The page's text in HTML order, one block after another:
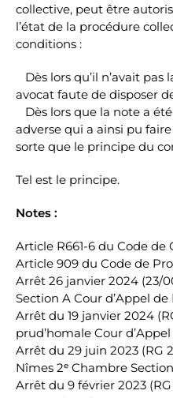
collective, peut être
l’état de la procédure
conditions :
Dès lors qu’il n’avait
avocat faute de disposer
Dès lors que la note a
adverse qui a ainsi pu
sorte que le principe du
Tel est le principe.
Notes :
Article R661-6 du Code de
Article 909 du Code de
Arrêt 26 janvier 2024 (23/
Section A Cour d’Appel
Arrêt du 19 janvier 2024
prud’homale Cour
Arrêt du 29 juin 2023 (RG
Nîmes 2ᵉ Chambre
Arrêt du 9 février 2023